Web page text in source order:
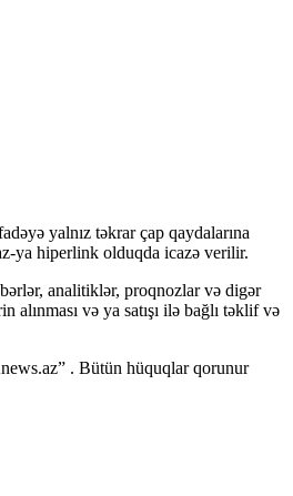
yalnız təkrar çap qaydalarına
ya hiperlink olduqda icazə verilir.
analitiklər, proqnozlar və digər
alınması və ya satışı ilə bağlı təklif və
. Bütün hüquqlar qorunur